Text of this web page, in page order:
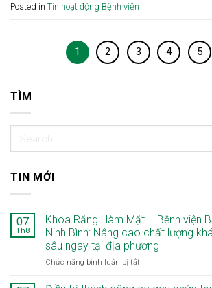
Posted in Tin hoạt động Bệnh viện
1 2 3 4 5
TÌM
TIN MỚI
07
Th8
Khoa Răng Hàm Mặt – Bệnh viện
Ninh Bình: Nâng cao chất lượng
sâu ngay tại địa phương
Chức năng bình luận bị tắt
Răng